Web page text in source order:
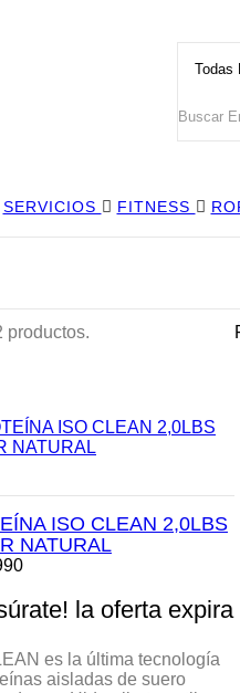
SERVICIOS FITNESS
productos.
ISO CLEAN 2,0LBS
NATURAL
la oferta expira
es la última tecnología
aisladas de suero